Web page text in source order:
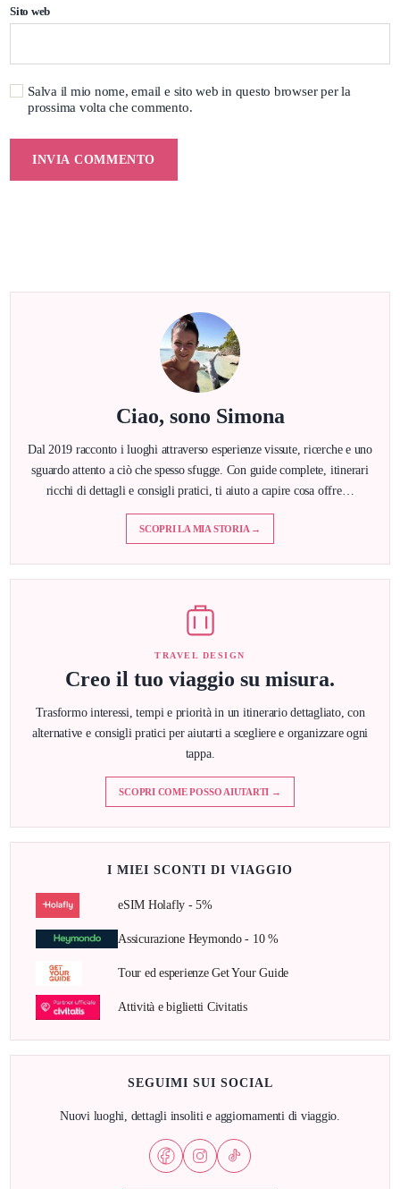
Sito web
Salva il mio nome, email e sito web in questo browser per la
prossima volta che commento.
Ciao, sono Simona
Dal 2019 racconto i luoghi attraverso esperienze vissute, ricerche e uno
sguardo attento a ciò che spesso sfugge. Con guide complete, itinerari
ricchi di dettagli e consigli pratici, ti aiuto a capire cosa offre…
SCOPRI LA MIA STORIA →
TRAVEL DESIGN
Creo il tuo viaggio su misura.
Trasformo interessi, tempi e priorità in un itinerario dettagliato, con
alternative e consigli pratici per aiutarti a scegliere e organizzare ogni
tappa.
SCOPRI COME POSSO AIUTARTI →
I MIEI SCONTI DI VIAGGIO
eSIM Holafly - 5%
Assicurazione Heymondo - 10 %
Tour ed esperienze Get Your Guide
Attività e biglietti Civitatis
SEGUIMI SUI SOCIAL
Nuovi luoghi, dettagli insoliti e aggiornamenti di viaggio.